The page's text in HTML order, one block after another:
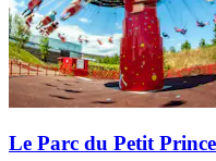
Le Parc du Petit